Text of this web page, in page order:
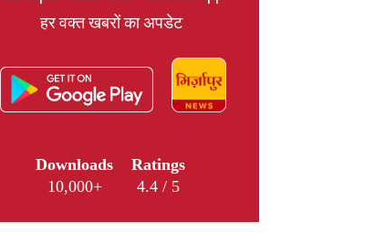
हर वक्त खबरों का अपडेट
Downloads
10,000+
Ratings
4.4 / 5